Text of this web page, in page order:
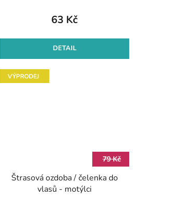
63 Kč
DETAIL
VÝPRODEJ
79 Kč
Štrasová ozdoba / čelenka do
vlasů - motýlci